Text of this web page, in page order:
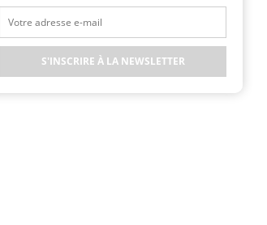
S'INSCRIRE À LA NEWSLETTER